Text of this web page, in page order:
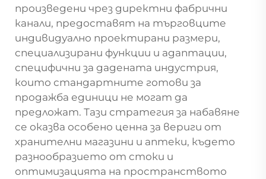
произведени чрез директни фабрични
канали, предоставят на търговците
индивидуално проектирани размери,
специализирани функции и адаптации,
специфични за дадената индустрия,
които стандартните готови за
продажба единици не могат да
предложат. Тази стратегия за набавяне
се оказва особено ценна за вериги от
хранителни магазини и аптеки, където
разнообразието от стоки и
оптимизацията на пространството